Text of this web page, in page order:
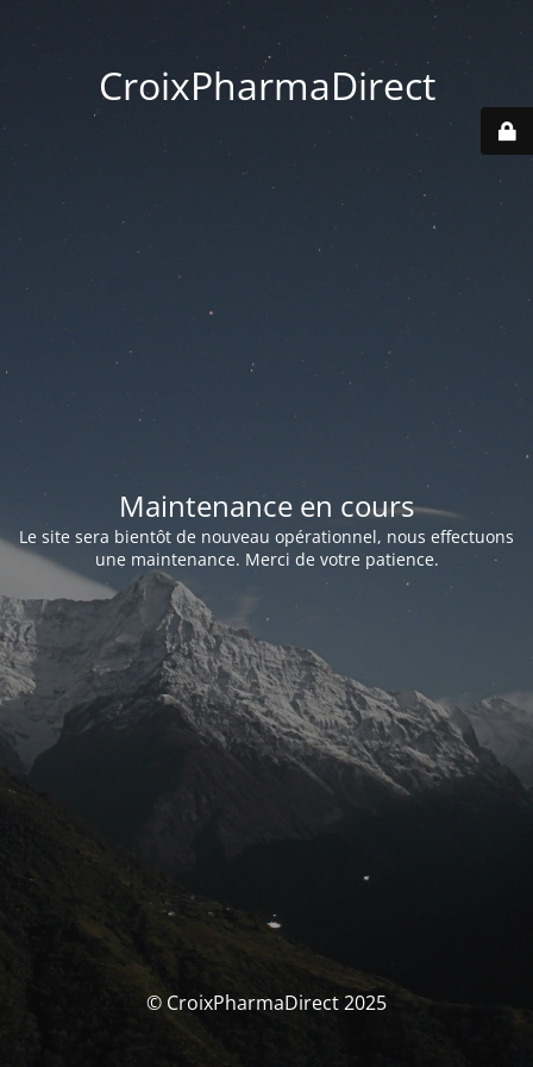
CroixPharmaDirect
Maintenance en cours
Le site sera bientôt de nouveau opérationnel, nous effectuons
une maintenance. Merci de votre patience.
© CroixPharmaDirect 2025